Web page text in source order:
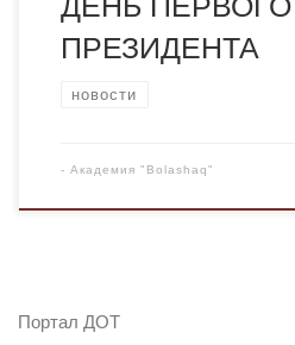
ПРЕЗИДЕНТА
новости
- Академия "Bolashaq"
Портал ДОТ